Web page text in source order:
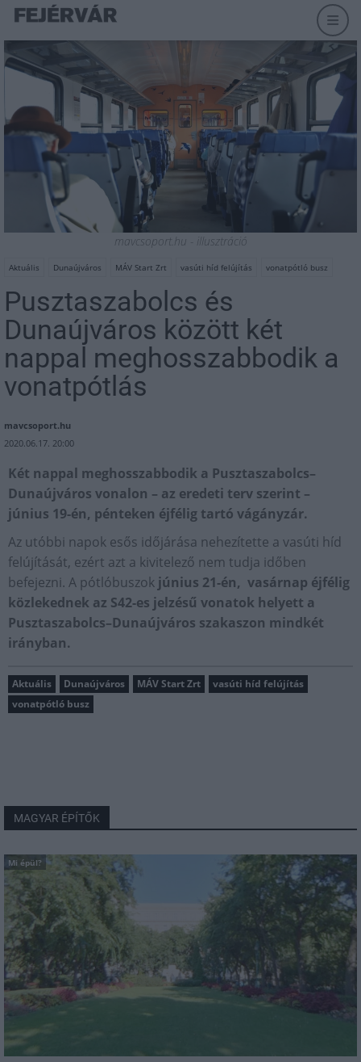
mavcsoport.hu - illusztráció
Aktuális Dunaújváros MÁV Start Zrt vasúti híd felújítás vonatpótló busz
Pusztaszabolcs és
Dunaújváros között két
nappal meghosszabbodik a
vonatpótlás
mavcsoport.hu
2020.06.17. 20:00
Két nappal meghosszabbodik a Pusztaszabolcs–
Dunaújváros vonalon – az eredeti terv szerint –
június 19-én, pénteken éjfélig tartó vágányzár.
Az utóbbi napok esős időjárása nehezítette a vasúti híd
felújítását, ezért azt a kivitelező nem tudja időben
befejezni. A pótlóbuszok június 21-én, vasárnap éjfélig
közlekednek az S42-es jelzésű vonatok helyett a
Pusztaszabolcs–Dunaújváros szakaszon mindkét
irányban.
Aktuális Dunaújváros MÁV Start Zrt
vasúti híd felújítás
vonatpótló busz
MAGYAR ÉPÍTŐK
Mi épül?